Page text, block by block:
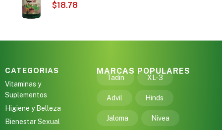
$18.78
CATEGORIAS
Vitaminas y
Suplementos
Higiene y Belleza
Bienestar Sexual
MARCAS POPULARES
Tadin XL-3
Advil Hinds
Jaloma Nivea